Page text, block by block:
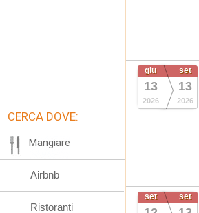
giu
13
2026
set
13
2026
set set
CERCA DOVE:
Mangiare
Airbnb
Ristoranti